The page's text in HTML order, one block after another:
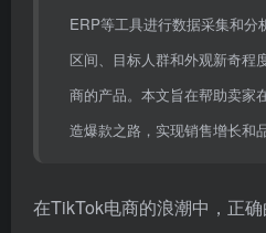
ERP等工具进行数据采集和分
区间、目标人群和外观新奇程
商的产品。本文旨在帮助卖家
造爆款之路，实现销售增长和
在TikTok电商的浪潮中，正